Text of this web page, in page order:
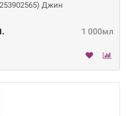
Джин
1 000мл